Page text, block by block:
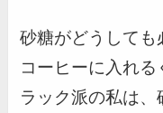
砂糖がどうしても
コーヒーに入れ
ラック派の私は、